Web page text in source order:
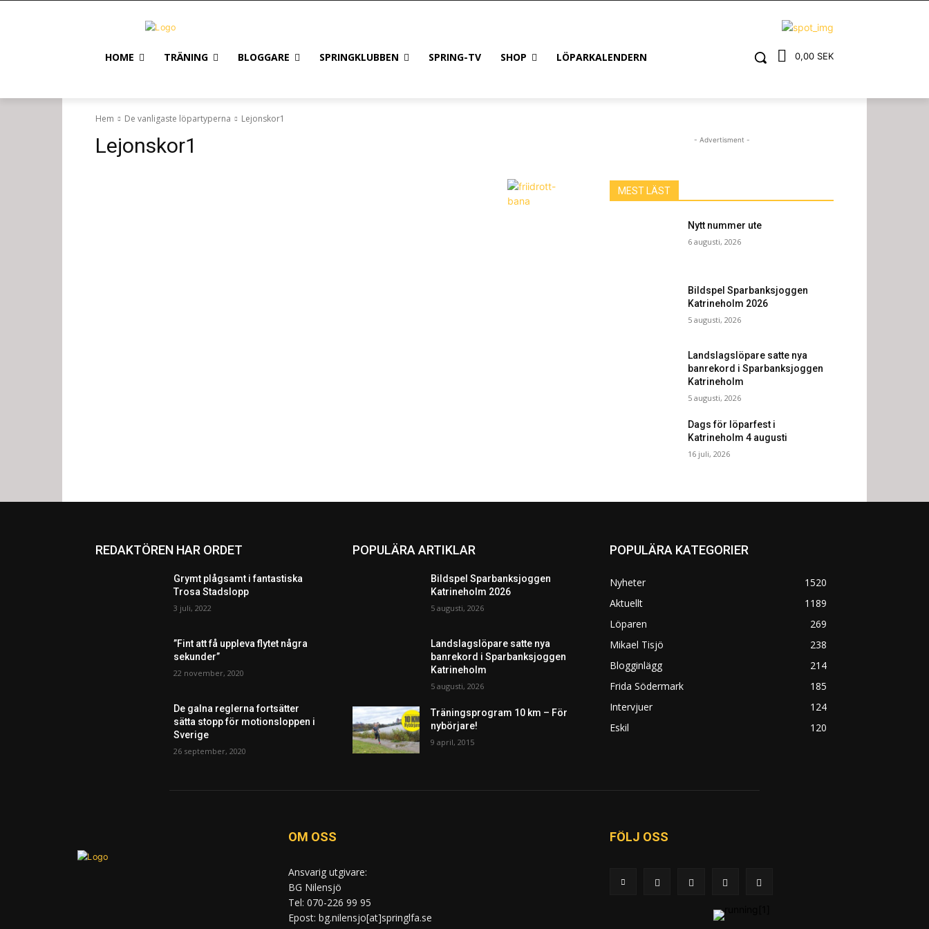
0,00 SEK
HOME TRÄNING BLOGGARE SPRINGKLUBBEN SPRING-TV SHOP LÖPARKALENDERN
Hem De vanligaste löpartyperna Lejonskor1
Lejonskor1 - Advertisment -
MEST LÄST
Nytt nummer ute
6 augusti, 2026
Bildspel Sparbanksjoggen
Katrineholm 2026
5 augusti, 2026
Landslagslöpare satte nya
banrekord i Sparbanksjoggen
Katrineholm
5 augusti, 2026
Dags för löparfest i
Katrineholm 4 augusti
16 juli, 2026
REDAKTÖREN HAR ORDET
Grymt plågsamt i fantastiska
Trosa Stadslopp
3 juli, 2022
”Fint att få uppleva flytet några
sekunder”
22 november, 2020
De galna reglerna fortsätter
sätta stopp för motionsloppen i
Sverige
26 september, 2020
POPULÄRA ARTIKLAR
Bildspel Sparbanksjoggen
Katrineholm 2026
5 augusti, 2026
Landslagslöpare satte nya
banrekord i Sparbanksjoggen
Katrineholm
5 augusti, 2026
Träningsprogram 10 km – För
nybörjare!
9 april, 2015
POPULÄRA KATEGORIER
Nyheter
1520
Aktuellt
1189
Löparen
269
Mikael Tisjö
238
Blogginlägg
214
Frida Södermark
185
Intervjuer
124
Eskil
120
OM OSS
Ansvarig utgivare:
BG Nilensjö
Tel: 070-226 99 95
Epost: bg.nilensjo[at]springlfa.se
FÖLJ OSS